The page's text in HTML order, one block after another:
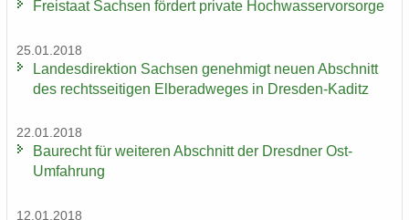
Frei­staat Sach­sen för­dert pri­va­te Hoch­was­ser­vor­sor­ge
25.01.2018
Lan­des­di­rek­ti­on Sach­sen ge­neh­migt neuen Ab­schnitt
des rechts­sei­ti­gen El­be­rad­we­ges in Dresden-​Kaditz
22.01.2018
Bau­recht für wei­te­ren Ab­schnitt der Dresd­ner Ost-​
Umfahrung
12.01.2018